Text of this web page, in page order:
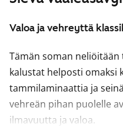
Valoa ja vehreyttä
Tämän soman
kalustat helposti omaksi
tammilaminaattia ja
vehreän pihan puolelle
ilmavuutta ja valoa.